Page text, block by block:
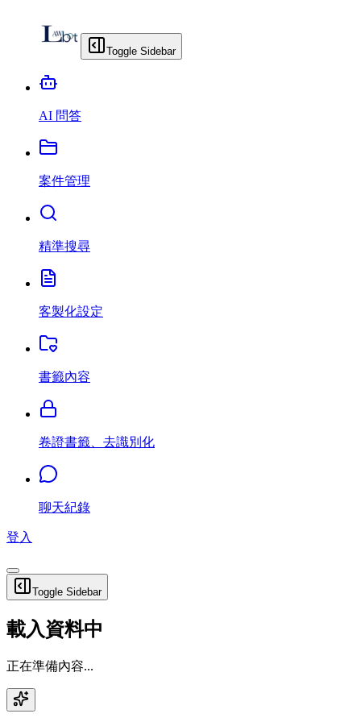
Toggle Sidebar
AI 問答
案件管理
精準搜尋
客製化設定
書籤內容
卷證書籤、去識別化
聊天紀錄
登入
Toggle Sidebar
載入資料中
正在準備內容...